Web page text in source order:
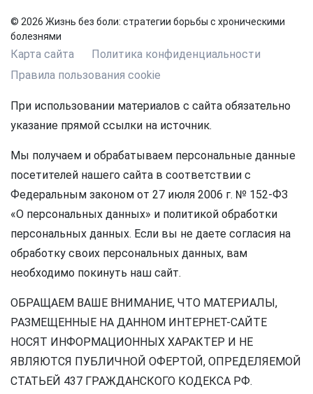
© 2026 Жизнь без боли: стратегии борьбы с хроническими
болезнями
Карта сайта
Политика конфиденциальности
Правила пользования cookie
При использовании материалов с сайта обязательно
указание прямой ссылки на источник.
Мы получаем и обрабатываем персональные данные
посетителей нашего сайта в соответствии с
Федеральным законом от 27 июля 2006 г. № 152-ФЗ
«О персональных данных» и политикой обработки
персональных данных. Если вы не даете согласия на
обработку своих персональных данных, вам
необходимо покинуть наш сайт.
ОБРАЩАЕМ ВАШЕ ВНИМАНИЕ, ЧТО МАТЕРИАЛЫ,
РАЗМЕЩЕННЫЕ НА ДАННОМ ИНТЕРНЕТ-САЙТЕ
НОСЯТ ИНФОРМАЦИОННЫХ ХАРАКТЕР И НЕ
ЯВЛЯЮТСЯ ПУБЛИЧНОЙ ОФЕРТОЙ, ОПРЕДЕЛЯЕМОЙ
СТАТЬЕЙ 437 ГРАЖДАНСКОГО КОДЕКСА РФ.